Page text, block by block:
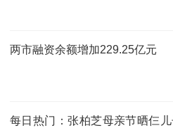
两市融资余额增加229.25亿元
每日热门：张柏芝母亲节晒仨